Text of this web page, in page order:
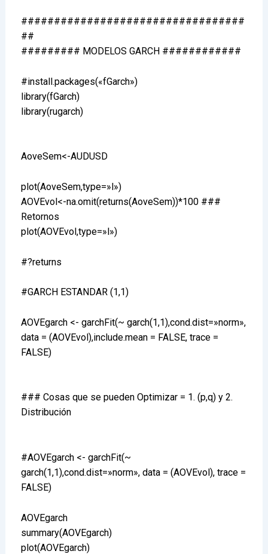
##################################
##
######### MODELOS GARCH ############
#install.packages(«fGarch»)
library(fGarch)
library(rugarch)
AoveSem<-AUDUSD
plot(AoveSem,type=»l»)
AOVEvol<-na.omit(returns(AoveSem))*100 ###
Retornos
plot(AOVEvol,type=»l»)
#?returns
#GARCH ESTANDAR (1,1)
AOVEgarch <- garchFit(~ garch(1,1),cond.dist=»norm»,
data = (AOVEvol),include.mean = FALSE, trace =
FALSE)
### Cosas que se pueden Optimizar = 1. (p,q) y 2.
Distribución
#AOVEgarch <- garchFit(~
garch(1,1),cond.dist=»norm», data = (AOVEvol), trace =
FALSE)
AOVEgarch
summary(AOVEgarch)
plot(AOVEgarch)